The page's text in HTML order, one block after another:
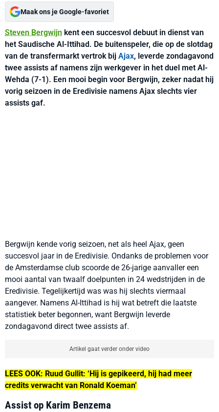
Maak ons je Google-favoriet
Steven Bergwijn kent een succesvol debuut in dienst van
het Saudische Al-Ittihad. De buitenspeler, die op de slotdag
van de transfermarkt vertrok bij Ajax, leverde zondagavond
twee assists af namens zijn werkgever in het duel met Al-
Wehda (7-1). Een mooi begin voor Bergwijn, zeker nadat hij
vorig seizoen in de Eredivisie namens Ajax slechts vier
assists gaf.
Bergwijn kende vorig seizoen, net als heel Ajax, geen
succesvol jaar in de Eredivisie. Ondanks de problemen voor
de Amsterdamse club scoorde de 26-jarige aanvaller een
mooi aantal van twaalf doelpunten in 24 wedstrijden in de
Eredivisie. Tegelijkertijd was was hij slechts viermaal
aangever. Namens Al-Ittihad is hij wat betreft die laatste
statistiek beter begonnen, want Bergwijn leverde
zondagavond direct twee assists af.
Artikel gaat verder onder video
LEES OOK: Ruud Gullit: ‘Hij is gepikeerd, hij had meer
credits verwacht van Ronald Koeman’
Assist op Karim Benzema